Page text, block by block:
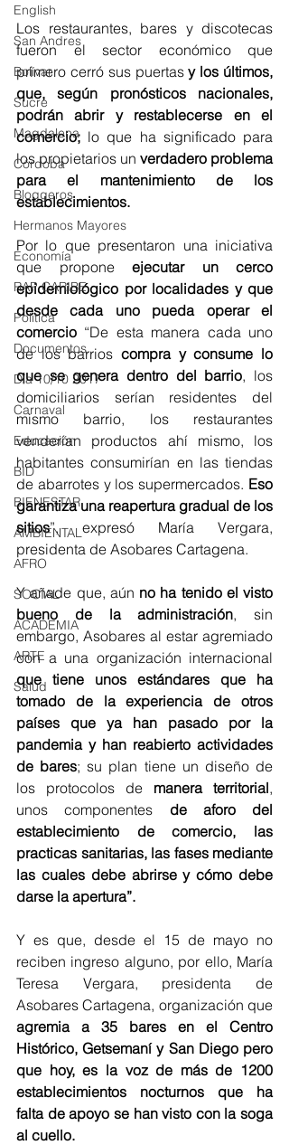
English
San Andres
Bolívar
Sucre
Magdalena
Córdoba
Bloggeros
Hermanos Mayores
Economía
RAP CARIBE
Política
Documentos
Día 10/10 2017
Carnaval
Educación
BID
BIENESTAR
AMBIENTAL
AFRO
SOCIAL
ACADEMIA
ARTE
Salud
Los restaurantes, bares y discotecas
fueron el sector económico que
primero cerró sus puertas y los últimos,
que, según pronósticos nacionales,
podrán abrir y restablecerse en el
comercio; lo que ha significado para
los propietarios un verdadero problema
para el mantenimiento de los
establecimientos.
Por lo que presentaron una iniciativa
que propone ejecutar un cerco
epidemiológico por localidades y que
desde cada uno pueda operar el
comercio “De esta manera cada uno
de los barrios compra y consume lo
que se genera dentro del barrio, los
domiciliarios serían residentes del
mismo barrio, los restaurantes
venderían productos ahí mismo, los
habitantes consumirían en las tiendas
de abarrotes y los supermercados. Eso
garantiza una reapertura gradual de los
sitios”, expresó María Vergara,
presidenta de Asobares Cartagena.
Y añade que, aún no ha tenido el visto
bueno de la administración, sin
embargo, Asobares al estar agremiado
que tiene unos estándares que ha
tomado de la experiencia de otros
países que ya han pasado por la
pandemia y han reabierto actividades
de bares; su plan tiene un diseño de
los protocolos de manera territorial,
unos componentes de aforo del
establecimiento de comercio, las
practicas sanitarias, las fases mediante
las cuales debe abrirse y cómo debe
darse la apertura”.
Y es que, desde el 15 de mayo no
reciben ingreso alguno, por ello, María
Teresa Vergara, presidenta de
agremia a 35 bares en el Centro
Histórico, Getsemaní y San Diego pero
que hoy, es la voz de más de 1200
establecimientos nocturnos que ha
falta de apoyo se han visto con la soga
al cuello.